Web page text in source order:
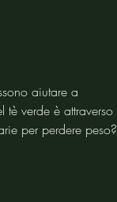
aiutare a
verde è attraverso
per perdere peso?